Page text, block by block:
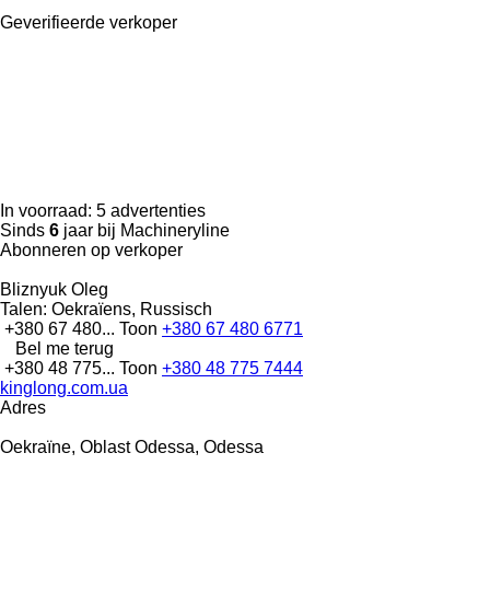
Geverifieerde verkoper
In voorraad: 5 advertenties
Sinds 6 jaar bij Machineryline
Abonneren op verkoper
Bliznyuk Oleg
Talen: Oekraïens, Russisch
+380 67 480... Toon +380 67 480 6771
Bel me terug
+380 48 775... Toon +380 48 775 7444
kinglong.com.ua
Adres
Oekraïne, Oblast Odessa, Odessa